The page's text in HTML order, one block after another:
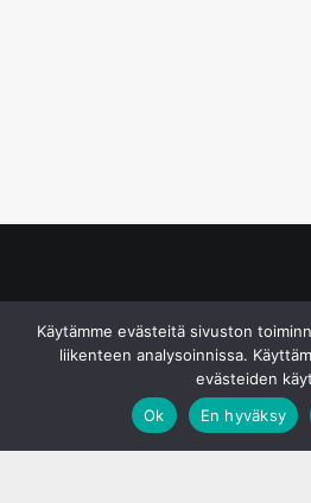
Käytämme evästeitä sivuston
liikenteen analysoinnissa.
evästeiden
Ok
En hyväksy